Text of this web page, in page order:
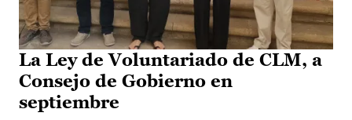
La Ley de Voluntariado de CLM, a
Consejo de Gobierno en
septiembre